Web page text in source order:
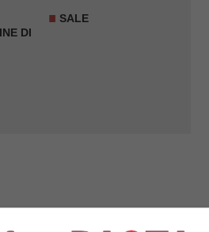
DI
SALE